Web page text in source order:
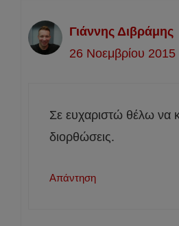
Γιάννης Διβράμης
26 Νοεμβρίου
Σε ευχαριστώ θέλω να
διορθώσεις.
Απάντηση